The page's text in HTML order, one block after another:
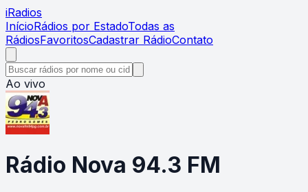
iRadios
InícioRádios por EstadoTodas as
RádiosFavoritosCadastrar RádioContato
Ao vivo
Rádio Nova 94.3 FM